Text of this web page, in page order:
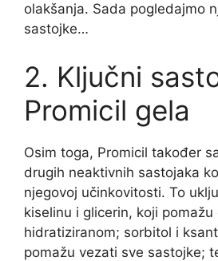
olakšanja. Sada pogledajmo
sastojke…
2. Ključni
Promicil gela
Osim toga, Promicil također
drugih neaktivnih sastojaka
njegovoj učinkovitosti. To
kiselinu i glicerin, koji
hidratiziranom; sorbitol i
pomažu vezati sve sastojke;